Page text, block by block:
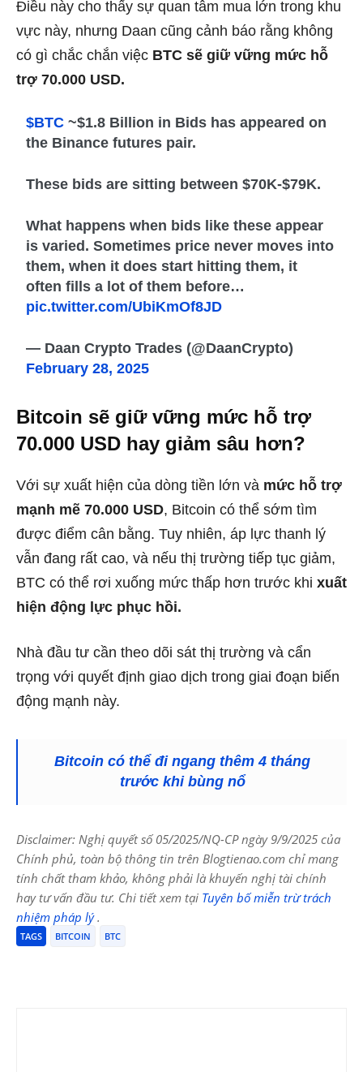
Điều này cho thấy sự quan tâm mua lớn trong khu
vực này, nhưng Daan cũng cảnh báo rằng không
có gì chắc chắn việc BTC sẽ giữ vững mức hỗ
trợ 70.000 USD.
$BTC ~$1.8 Billion in Bids has appeared on
the Binance futures pair.
These bids are sitting between $70K-$79K.
What happens when bids like these appear
is varied. Sometimes price never moves into
them, when it does start hitting them, it
often fills a lot of them before…
pic.twitter.com/UbiKmOf8JD
— Daan Crypto Trades (@DaanCrypto)
February 28, 2025
Bitcoin sẽ giữ vững mức hỗ trợ
70.000 USD hay giảm sâu hơn?
Với sự xuất hiện của dòng tiền lớn và mức hỗ trợ
mạnh mẽ 70.000 USD, Bitcoin có thể sớm tìm
được điểm cân bằng. Tuy nhiên, áp lực thanh lý
vẫn đang rất cao, và nếu thị trường tiếp tục giảm,
BTC có thể rơi xuống mức thấp hơn trước khi xuất
hiện động lực phục hồi.
Nhà đầu tư cần theo dõi sát thị trường và cẩn
trọng với quyết định giao dịch trong giai đoạn biến
động mạnh này.
Bitcoin có thể đi ngang thêm 4 tháng
trước khi bùng nổ
Disclaimer: Nghị quyết số 05/2025/NQ-CP ngày 9/9/2025 của
Chính phủ, toàn bộ thông tin trên Blogtienao.com chỉ mang
tính chất tham khảo, không phải là khuyến nghị tài chính
hay tư vấn đầu tư. Chi tiết xem tại Tuyên bố miễn trừ trách
nhiệm pháp lý.
TAGS BITCOIN BTC